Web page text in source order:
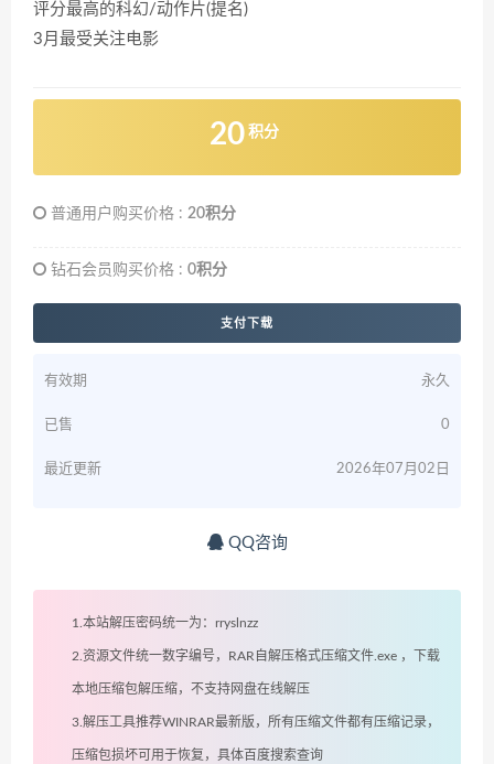
评分最高的科幻/动作片(提名)
3月最受关注电影
20 积分
普通用户购买价格 : 20积分
钻石会员购买价格 : 0积分
支付下载
有效期 永久
已售 0
最近更新 2026年07月02日
QQ咨询
1.本站解压密码统一为：rryslnzz
2.资源文件统一数字编号，RAR自解压格式压缩文件.exe ，下载
本地压缩包解压缩，不支持网盘在线解压
3.解压工具推荐WINRAR最新版，所有压缩文件都有压缩记录，
压缩包损坏可用于恢复，具体百度搜索查询